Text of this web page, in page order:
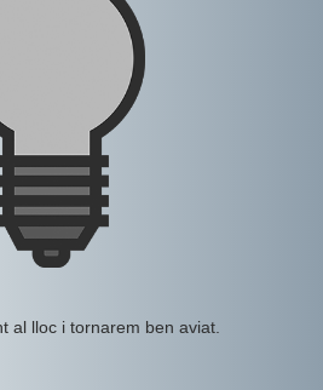
al lloc i tornarem ben aviat.